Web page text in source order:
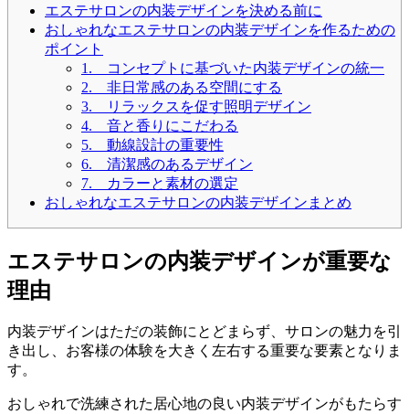
エステサロンの内装デザインを決める前に
おしゃれなエステサロンの内装デザインを作るための
ポイント
1. コンセプトに基づいた内装デザインの統一
2. 非日常感のある空間にする
3. リラックスを促す照明デザイン
4. 音と香りにこだわる
5. 動線設計の重要性
6. 清潔感のあるデザイン
7. カラーと素材の選定
おしゃれなエステサロンの内装デザインまとめ
エステサロンの内装デザインが重要な
理由
内装デザインはただの装飾にとどまらず、サロンの魅力を引
き出し、お客様の体験を大きく左右する重要な要素となりま
す。
おしゃれで洗練された居心地の良い内装デザインがもたらす